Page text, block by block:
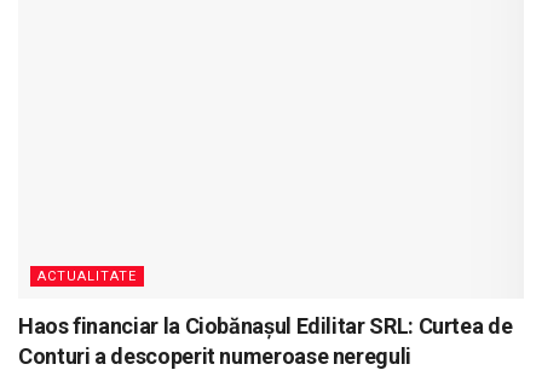
ACTUALITATE
Haos financiar la Ciobănașul Edilitar SRL: Curtea de
Conturi a descoperit numeroase nereguli